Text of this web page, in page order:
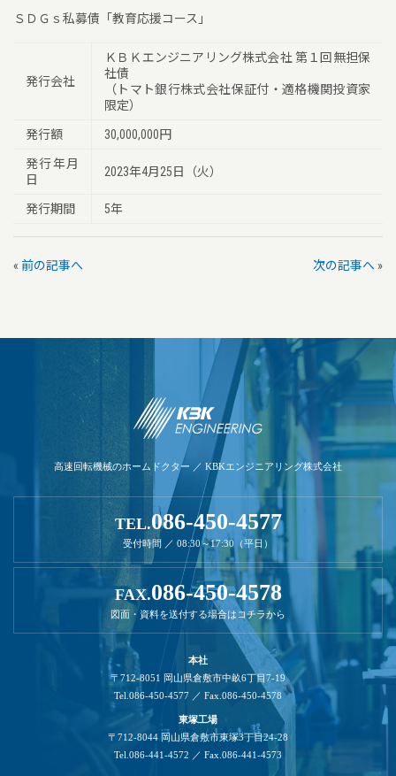
ＳＤＧｓ私募債「教育応援コース」
発行会社
ＫＢＫエンジニアリング株式会社 第１回無担保
社債
（トマト銀行株式会社保証付・適格機関投資家
限定）
発行額 30,000,000円
発行年月
日
2023年4月25日（火）
発行期間 5年
« 前の記事へ 次の記事へ »
高速回転機械のホームドクター ／ KBKエンジニアリング株式会社
TEL.086-450-4577
受付時間 ／ 08:30～17:30（平日）
FAX.086-450-4578
図面・資料を送付する場合はコチラから
本社
〒712-8051 岡山県倉敷市中畝6丁目7-19
Tel.086-450-4577 ／ Fax.086-450-4578
東塚工場
〒712-8044 岡山県倉敷市東塚3丁目24-28
Tel.086-441-4572 ／ Fax.086-441-4573